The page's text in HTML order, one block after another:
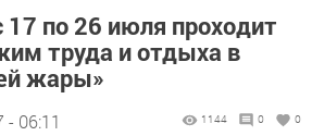
17 по 26 июля проходит
труда и отдыха в
жары»
06:11 1144 0 0